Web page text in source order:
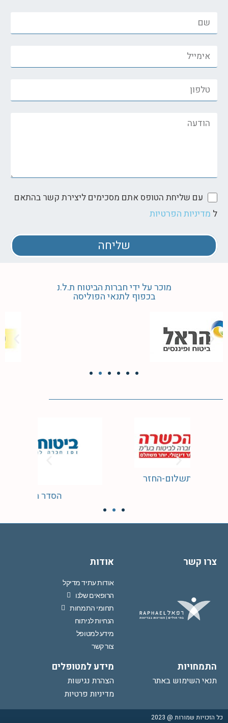
עם שליחת הטופס אתם מסכימים ליצירת קשר בהתאם
ל מדיניות הפרטיות
שליחה
מוכר על ידי חברות הביטוח ת.ל.נ
בכפוף לתנאי הפוליסה
הסדר תשלום-החזר
צרו קשר אודות
אודות עתיד מדיקל
הרופאים שלנו
תחומי התמחות
הנחיות לניתוח
מידע למטופל
צור קשר
התמחויות
תנאי השימוש באתר
מידע למטופלים
הצהרת נגישות
מדיניות פרטיות
כל הזכויות שמורות @ 2023